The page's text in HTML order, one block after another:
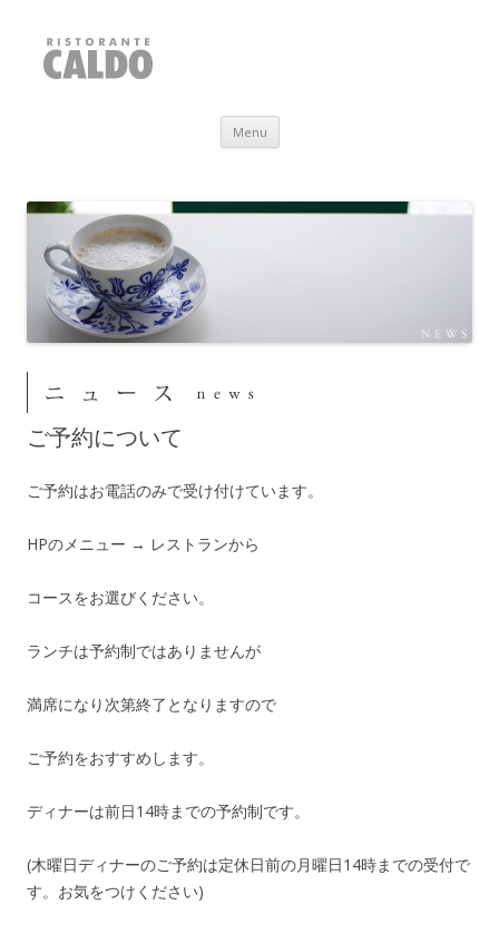
RISTORANTE CALDO
福井県敦賀市
Menu Skip to content
ご予約について
ご予約はお電話のみで受け付けています。
HPのメニュー → レストランから
コースをお選びください。
ランチは予約制ではありませんが
満席になり次第終了となりますので
ご予約をおすすめします。
ディナーは前日14時までの予約制です。
(木曜日ディナーのご予約は定休日前の月曜日14時までの受付で
す。お気をつけください)